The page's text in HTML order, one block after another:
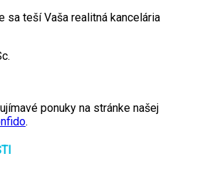
sa teší Vaša realitná kancelária
ponuky na stránke našej
.